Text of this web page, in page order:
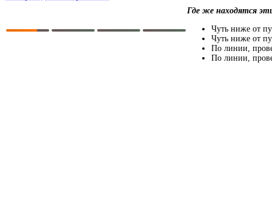
Где же находятся
Чуть ниже от
Чуть ниже от
По линии,
По линии,